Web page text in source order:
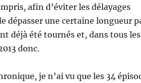
afin d’éviter les délayages
dépasser une certaine longueur
déjà été tournés et, dans tous les
donc.
je n’ai vu que les 34